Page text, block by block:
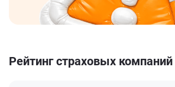
Рейтинг страховых